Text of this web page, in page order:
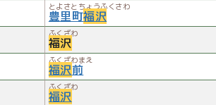
とよさとちょうふくさわ
豊里町福沢
ふくざわ
福沢
ふくざわまえ
福沢前
ふくざわ
福沢